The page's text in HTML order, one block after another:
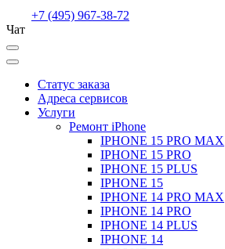
+7 (495) 967-38-72
Чат
Статус заказа
Адреса сервисов
Услуги
Ремонт iPhone
IPHONE 15 PRO MAX
IPHONE 15 PRO
IPHONE 15 PLUS
IPHONE 15
IPHONE 14 PRO MAX
IPHONE 14 PRO
IPHONE 14 PLUS
IPHONE 14